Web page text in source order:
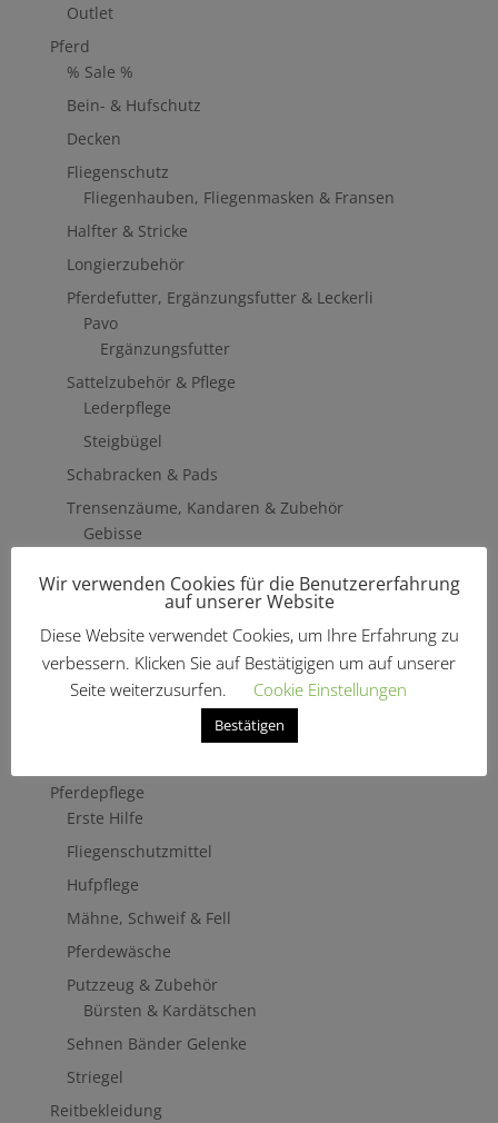
Outlet
Pferd
% Sale %
Bein- & Hufschutz
Decken
Fliegenschutz
Fliegenhauben, Fliegenmasken & Fransen
Halfter & Stricke
Longierzubehör
Pferdefutter, Ergänzungsfutter & Leckerli
Pavo
Ergänzungsfutter
Sattelzubehör & Pflege
Lederpflege
Steigbügel
Schabracken & Pads
Trensenzäume, Kandaren & Zubehör
Gebisse
Trensenzäume
Vorderzeug
Zaumbaukasten
Stirnriemen
Pferdepflege
Erste Hilfe
Fliegenschutzmittel
Hufpflege
Mähne, Schweif & Fell
Pferdewäsche
Putzzeug & Zubehör
Bürsten & Kardätschen
Sehnen Bänder Gelenke
Striegel
Reitbekleidung
Wir verwenden Cookies für die Benutzererfahrung
auf unserer Website
Diese Website verwendet Cookies, um Ihre Erfahrung zu
verbessern. Klicken Sie auf Bestätigigen um auf unserer
Seite weiterzusurfen.
Cookie Einstellungen
Bestätigen